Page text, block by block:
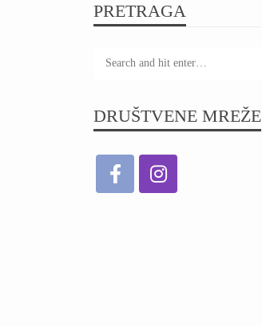
PRETRAGA
DRUŠTVENE MREŽE